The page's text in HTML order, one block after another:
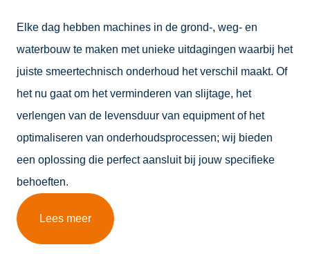
Elke dag hebben machines in de grond-, weg- en
waterbouw te maken met unieke uitdagingen waarbij het
juiste smeertechnisch onderhoud het verschil maakt. Of
het nu gaat om het verminderen van slijtage, het
verlengen van de levensduur van equipment of het
optimaliseren van onderhoudsprocessen; wij bieden
een oplossing die perfect aansluit bij jouw specifieke
behoeften.
Lees meer